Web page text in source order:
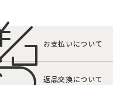
お支払いについて
返品交換について